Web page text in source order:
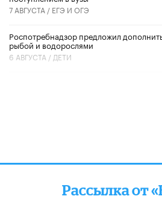
7 АВГУСТА / ЕГЭ И ОГЭ
Роспотребнадзор предложил
рыбой и водорослями
6 АВГУСТА / ДЕТИ
Рассылка от